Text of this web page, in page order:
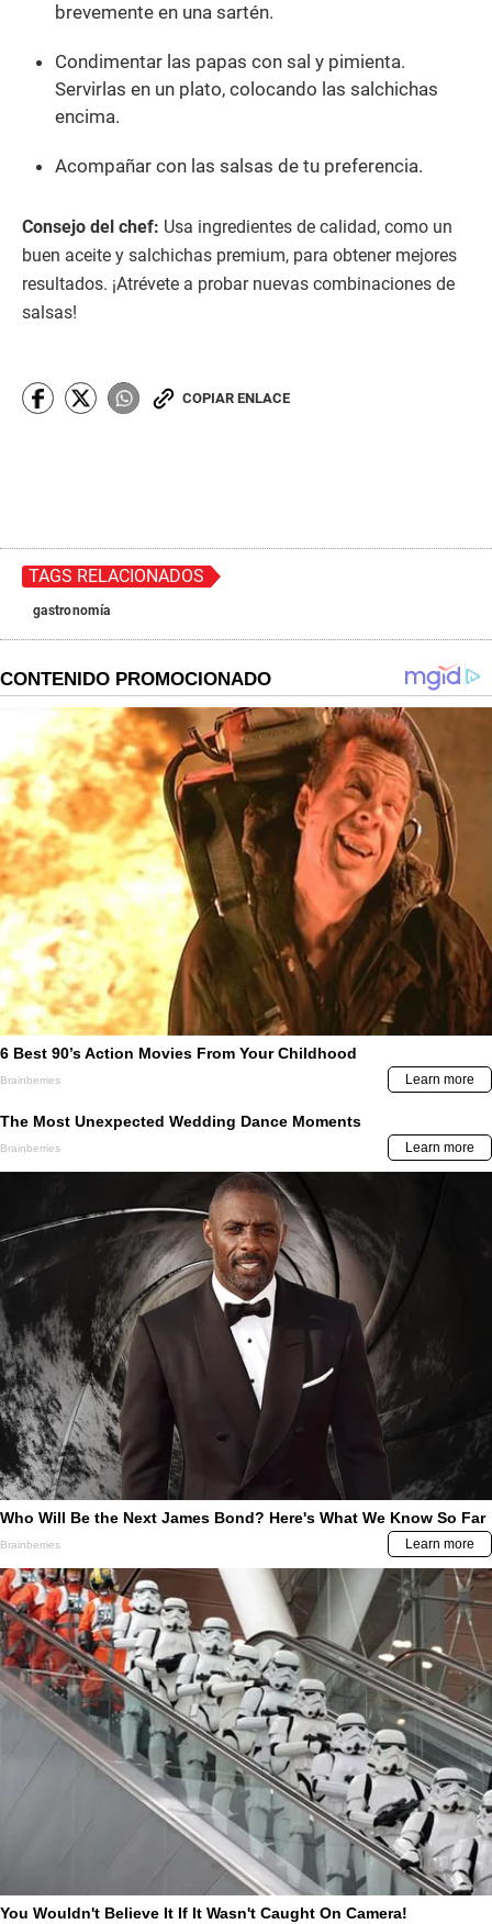
brevemente en una sartén.
Condimentar las papas con sal y pimienta.
Servirlas en un plato, colocando las salchichas
encima.
Acompañar con las salsas de tu preferencia.
Consejo del chef: Usa ingredientes de calidad, como un
buen aceite y salchichas premium, para obtener mejores
resultados. ¡Atrévete a probar nuevas combinaciones de
salsas!
COPIAR ENLACE
TAGS RELACIONADOS
gastronomía